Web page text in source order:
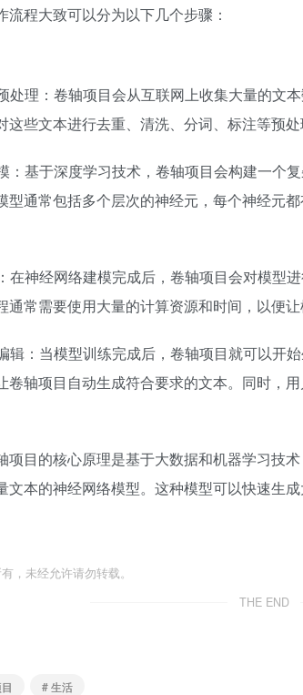
流程大致可以分为以下几个步骤：
处理：卷轴项目会从互联网上收集大量的文
这些文本进行去重、清洗、分词、标注等预
：基于深度学习技术，卷轴项目会构建一个
型通常包括多个层次的神经元，每个神经元
在神经网络建模完成后，卷轴项目会对模型
通常需要使用大量的计算资源和时间，以便
辑：当模型训练完成后，卷轴项目就可以开
卷轴项目自动生成符合要求的文本。同时，
项目的核心原理是基于大数据和机器学习技
文本的神经网络模型。这种模型可以快速生
，未经允许请勿转载。
THE END
# 生活